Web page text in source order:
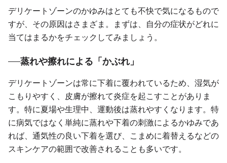
デリケートゾーンのかゆみはとても不快で気になるもので
すが、その原因はさまざま。まずは、自分の症状がどれに
当てはまるかをチェックしてみましょう。
蒸れや擦れによる「かぶれ」
デリケートゾーンは常に下着に覆われているため、湿気が
こもりやすく、皮膚が擦れて炎症を起こすことがありま
す。特に夏場や生理中、運動後は蒸れやすくなります。特
に病気ではなく単純に蒸れや下着の刺激によるかゆみであ
れば、通気性の良い下着を選び、こまめに着替えるなどの
スキンケアの範囲で改善されることも多いです。